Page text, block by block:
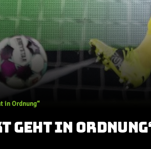
in Ordnung“
GEHT IN